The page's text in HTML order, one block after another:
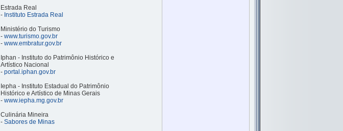
Estrada Real
- Instituto Estrada Real
Ministério do Turismo
- www.turismo.gov.br
- www.embratur.gov.br
Iphan - Instituto do Patrimônio Histórico e
Artístico Nacional
- portal.iphan.gov.br
Iepha - Instituto Estadual do Patrimônio
Histórico e Artístico de Minas Gerais
- www.iepha.mg.gov.br
Culinária Mineira
- Sabores de Minas